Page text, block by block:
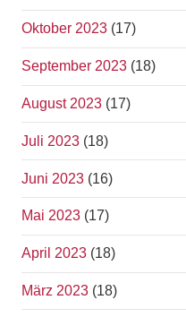
Oktober 2023 (17)
September 2023 (18)
August 2023 (17)
Juli 2023 (18)
Juni 2023 (16)
Mai 2023 (17)
April 2023 (18)
März 2023 (18)